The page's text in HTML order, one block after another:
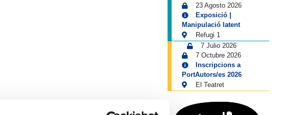
23 Agosto 2026
Exposició |
Manipulació latent
Refugi 1
7 Julio 2026
7 Octubre 2026
Inscripcions a
PortAutors/es 2026
El Teatret